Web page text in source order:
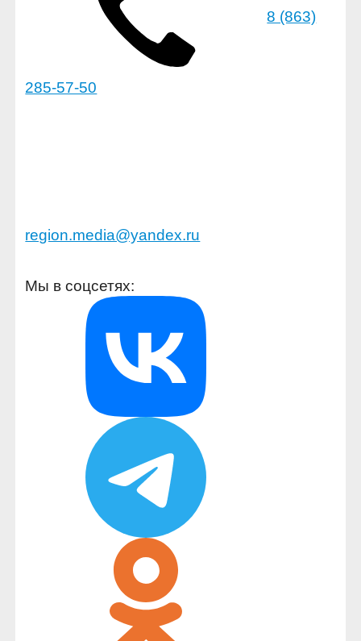
8 (863)
285-57-50
region.media@yandex.ru
Мы в соцсетях: